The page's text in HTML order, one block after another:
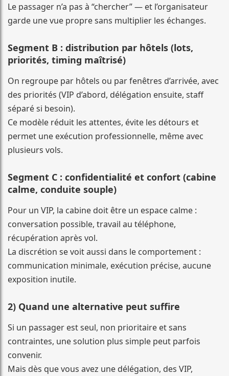
Le passager n’a pas à “chercher” — et l’organisateur
garde une vue propre sans multiplier les échanges.
Segment B : distribution par hôtels (lots,
priorités, timing maîtrisé)
On regroupe par hôtels ou par fenêtres d’arrivée, avec
des priorités (VIP d’abord, délégation ensuite, staff
séparé si besoin).
Ce modèle réduit les attentes, évite les détours et
permet une exécution professionnelle, même avec
plusieurs vols.
Segment C : confidentialité et confort (cabine
calme, conduite souple)
Pour un VIP, la cabine doit être un espace calme :
conversation possible, travail au téléphone,
récupération après vol.
La discrétion se voit aussi dans le comportement :
communication minimale, exécution précise, aucune
exposition inutile.
2) Quand une alternative peut suffire
Si un passager est seul, non prioritaire et sans
contraintes, une solution plus simple peut parfois
convenir.
Mais dès que vous avez une délégation, des VIP,